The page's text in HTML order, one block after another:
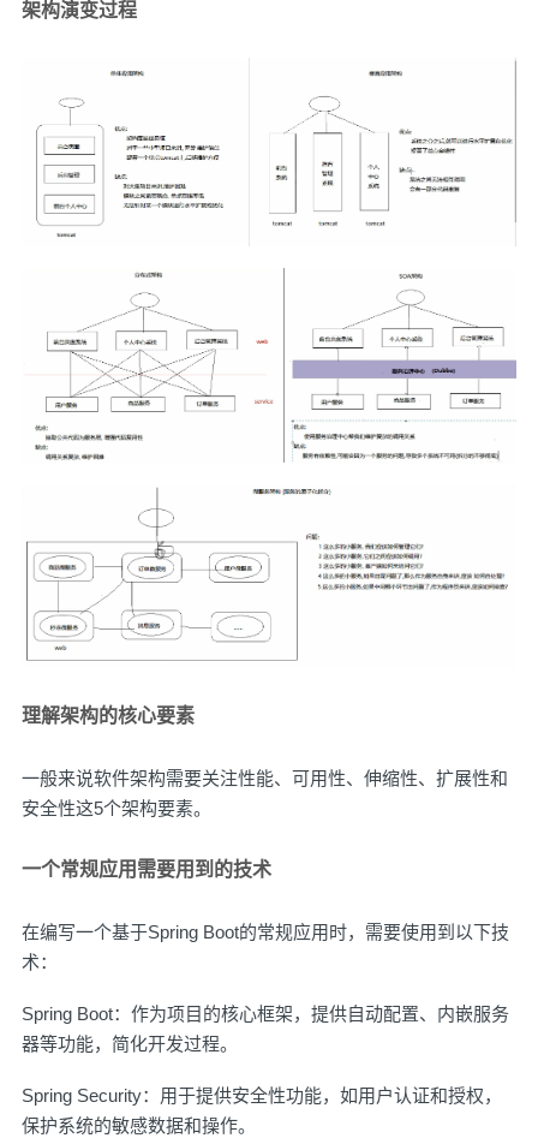
架构演变过程
理解架构的核心要素
一般来说软件架构需要关注性能、可用性、伸缩性、扩展性和
安全性这5个架构要素。
一个常规应用需要用到的技术
在编写一个基于Spring Boot的常规应用时，需要使用到以下技
术：
Spring Boot：作为项目的核心框架，提供自动配置、内嵌服务
器等功能，简化开发过程。
Spring Security：用于提供安全性功能，如用户认证和授权，
保护系统的敏感数据和操作。